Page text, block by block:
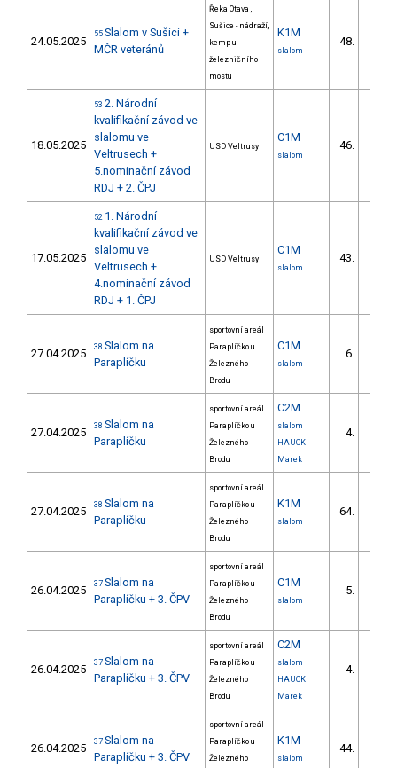
24.05.2025
55 Slalom v Sušici +
MČR veteránů
Řeka Otava ,
Sušice - nádraží,
kemp u
železničního
mostu
K1M
slalom
48.
18.05.2025
53 2. Národní
kvalifikační závod ve
slalomu ve
Veltrusech +
5.nominační závod
RDJ + 2. ČPJ
USD Veltrusy
C1M
slalom
46.
17.05.2025
52 1. Národní
kvalifikační závod ve
slalomu ve
Veltrusech +
4.nominační závod
RDJ + 1. ČPJ
USD Veltrusy
C1M
slalom
43.
27.04.2025 38 Slalom na
Paraplíčku
sportovní areál
Paraplíčko u
Železného
Brodu
C1M
slalom
6.
27.04.2025 38 Slalom na
Paraplíčku
sportovní areál
Paraplíčko u
Železného
Brodu
C2M
slalom
HAUCK
Marek
4.
27.04.2025 38 Slalom na
Paraplíčku
sportovní areál
Paraplíčko u
Železného
Brodu
K1M
slalom
64.
26.04.2025 37 Slalom na
Paraplíčku + 3. ČPV
sportovní areál
Paraplíčko u
Železného
Brodu
C1M
slalom
5.
26.04.2025 37 Slalom na
Paraplíčku + 3. ČPV
sportovní areál
Paraplíčko u
Železného
Brodu
C2M
slalom
HAUCK
Marek
4.
26.04.2025 37 Slalom na
Paraplíčku + 3. ČPV
sportovní areál
Paraplíčko u
Železného
K1M
slalom
44.